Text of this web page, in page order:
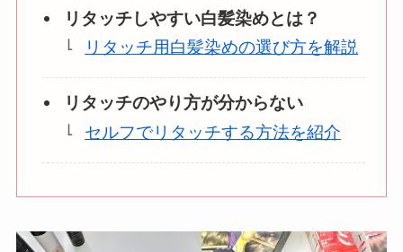
リタッチしやすい白髪染めとは？
リタッチ用白髪染めの選び方を解説
リタッチのやり方が分からない
セルフでリタッチする方法を紹介